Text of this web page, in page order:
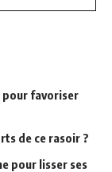
pour favoriser
de ce rasoir ?
pour lisser ses